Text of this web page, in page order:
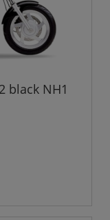
black NH1